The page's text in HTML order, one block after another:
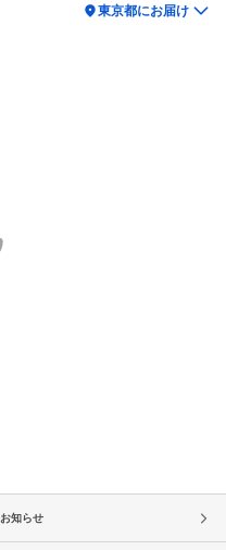
location_on東京都にお届け
お知らせ